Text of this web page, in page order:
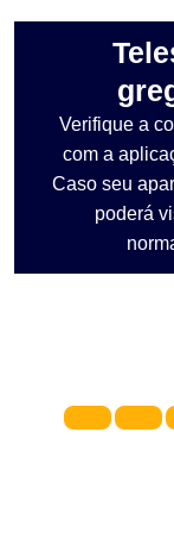
Verifique a
com a
Caso seu
poderá